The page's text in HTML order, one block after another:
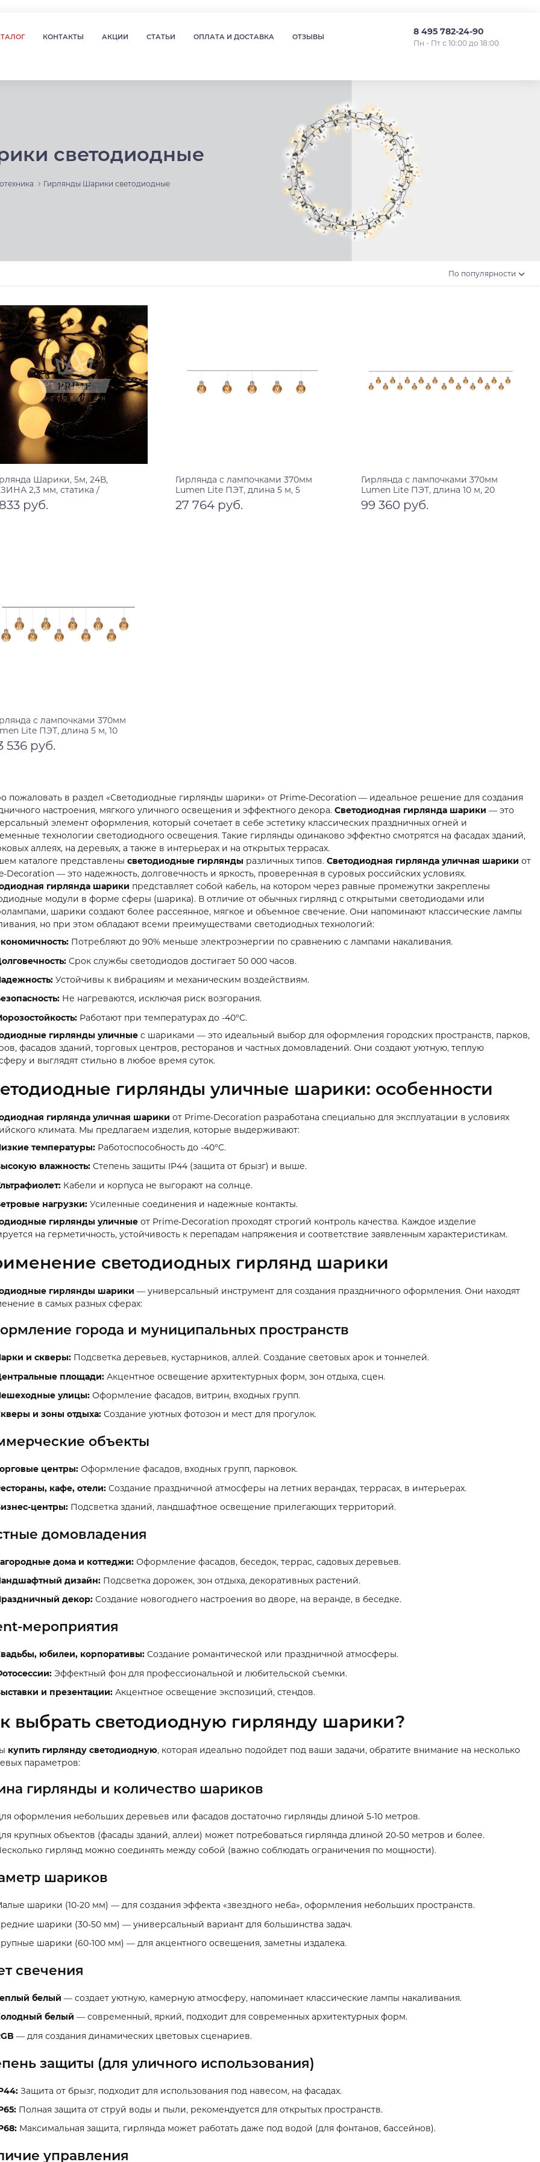
КОНТАКТЫ АКЦИИ СТАТЬИ ОПЛАТА И ДОСТАВКА ОТЗЫВЫ 8 495 782-24-90
Пн - Пт с 10:00 до 18:00
светодиодные
Гирлянды Шарики светодиодные
По популярности
Шарики, 5м, 24В,
2,3 мм, статика /
- RGB)
руб.
Гирлянда с лампочками 370мм
Lumen Lite ПЭТ, длина 5 м, 5
лампочек
27 764 руб.
Гирлянда с лампочками 370мм
Lumen Lite ПЭТ, длина 10 м, 20
лампочек
99 360 руб.
с лампочками 370мм
Lite ПЭТ, длина 5 м, 10
536 руб.
пожаловать в раздел «Светодиодные гирлянды шарики» от Prime-Decoration — идеальное решение для создания
настроения, мягкого уличного освещения и эффектного декора. Светодиодная гирлянда шарики — это
элемент оформления, который сочетает в себе эстетику классических праздничных огней и
технологии светодиодного освещения. Такие гирлянды одинаково эффектно смотрятся на фасадах зданий,
аллеях, на деревьях, а также в интерьерах и на открытых террасах.
каталоге представлены светодиодные гирлянды различных типов. Светодиодная гирлянда уличная шарики от
Decoration — это надежность, долговечность и яркость, проверенная в суровых российских условиях.
гирлянда шарики представляет собой кабель, на котором через равные промежутки закреплены
модули в форме сферы (шарика). В отличие от обычных гирлянд с открытыми светодиодами или
шарики создают более рассеянное, мягкое и объемное свечение. Они напоминают классические лампы
но при этом обладают всеми преимуществами светодиодных технологий:
Потребляют до 90% меньше электроэнергии по сравнению с лампами накаливания.
Срок службы светодиодов достигает 50 000 часов.
Устойчивы к вибрациям и механическим воздействиям.
Не нагреваются, исключая риск возгорания.
Работают при температурах до -40°C.
гирлянды уличные с шариками — это идеальный выбор для оформления городских пространств, парков,
фасадов зданий, торговых центров, ресторанов и частных домовладений. Они создают уютную, теплую
и выглядят стильно в любое время суток.
гирлянды уличные шарики: особенности
гирлянда уличная шарики от Prime-Decoration разработана специально для эксплуатации в условиях
климата. Мы предлагаем изделия, которые выдерживают:
температуры: Работоспособность до -40°C.
влажность: Степень защиты IP44 (защита от брызг) и выше.
Кабели и корпуса не выгорают на солнце.
нагрузки: Усиленные соединения и надежные контакты.
гирлянды уличные от Prime-Decoration проходят строгий контроль качества. Каждое изделие
на герметичность, устойчивость к перепадам напряжения и соответствие заявленным характеристикам.
светодиодных гирлянд шарики
гирлянды шарики — универсальный инструмент для создания праздничного оформления. Они находят
в самых разных сферах:
города и муниципальных пространств
и скверы: Подсветка деревьев, кустарников, аллей. Создание световых арок и тоннелей.
площади: Акцентное освещение архитектурных форм, зон отдыха, сцен.
улицы: Оформление фасадов, витрин, входных групп.
и зоны отдыха: Создание уютных фотозон и мест для прогулок.
объекты
центры: Оформление фасадов, входных групп, парковок.
кафе, отели: Создание праздничной атмосферы на летних верандах, террасах, в интерьерах.
центры: Подсветка зданий, ландшафтное освещение прилегающих территорий.
домовладения
дома и коттеджи: Оформление фасадов, беседок, террас, садовых деревьев.
дизайн: Подсветка дорожек, зон отдыха, декоративных растений.
декор: Создание новогоднего настроения во дворе, на веранде, в беседке.
мероприятия
юбилеи, корпоративы: Создание романтической или праздничной атмосферы.
Эффектный фон для профессиональной и любительской съемки.
и презентации: Акцентное освещение экспозиций, стендов.
выбрать светодиодную гирлянду шарики?
купить гирлянду светодиодную, которая идеально подойдет под ваши задачи, обратите внимание на несколько
параметров:
гирлянды и количество шариков
оформления небольших деревьев или фасадов достаточно гирлянды длиной 5-10 метров.
крупных объектов (фасады зданий, аллеи) может потребоваться гирлянда длиной 20-50 метров и более.
гирлянд можно соединять между собой (важно соблюдать ограничения по мощности).
шариков
шарики (10-20 мм) — для создания эффекта «звездного неба», оформления небольших пространств.
шарики (30-50 мм) — универсальный вариант для большинства задач.
шарики (60-100 мм) — для акцентного освещения, заметны издалека.
свечения
белый — создает уютную, камерную атмосферу, напоминает классические лампы накаливания.
белый — современный, яркий, подходит для современных архитектурных форм.
— для создания динамических цветовых сценариев.
защиты (для уличного использования)
Защита от брызг, подходит для использования под навесом, на фасадах.
Полная защита от струй воды и пыли, рекомендуется для открытых пространств.
Максимальная защита, гирлянда может работать даже под водой (для фонтанов, бассейнов).
управления